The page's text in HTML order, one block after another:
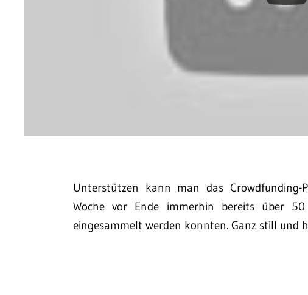
Unterstützen kann man das
Woche vor Ende immerhin bereits über
eingesammelt werden konnten. Ganz still und